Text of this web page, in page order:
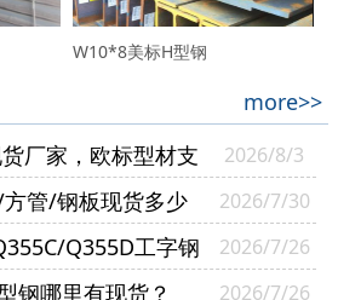
W10*8美标H型钢
more>>
厂家，欧标型材支
2026/8/3
管/钢板现货多少
2026/7/30
Q355D工字钢
2026/7/26
钢哪里有现货？ 2026/7/26